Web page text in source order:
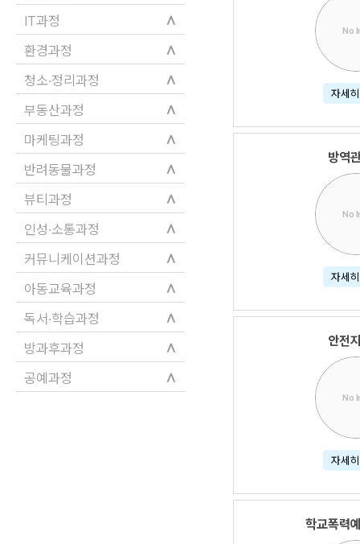
IT과정 ∧
환경과정 ∧
청소·정리과정 ∧
부동산과정 ∧
마케팅과정 ∧
반려동물과정 ∧
뷰티과정 ∧
인성·소통과정 ∧
커뮤니케이션과정 ∧
아동교육과정 ∧
독서·학습과정 ∧
방과후과정 ∧
공예과정 ∧
No
자세
방역
No
자세
안전
No
자세
학교폭력